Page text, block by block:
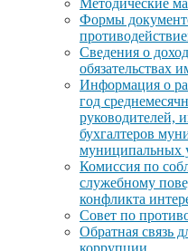
Формы
Сведения о
обязательствах
Информация о
год
руководителей,
бухгалтеров
муниципальных
Комиссия по
служебному
конфликта
Совет по
Обратная связь
коррупции